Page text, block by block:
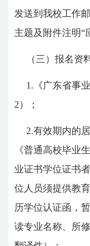
发送到我校工作
主题及附件注明“
（三）报名资
1.《广东省事
2）；
2.有效期内的
《普通高校毕业
业证书学位证书
位人员须提供教
历学位认证函，
读专业名称、所